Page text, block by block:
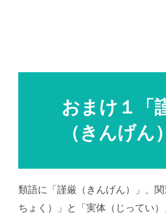
おまけ１「
（きんげん
類語に「謹厳（きんげん）」、
ちょく）」と「実体（じってい）